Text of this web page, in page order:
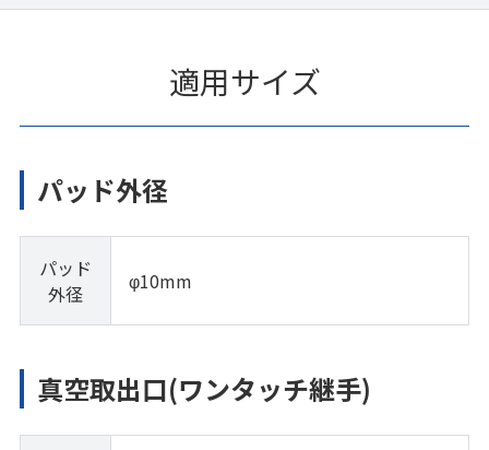
適用サイズ
パッド外径
パッド
外径
φ10mm
真空取出口(ワンタッチ継手)